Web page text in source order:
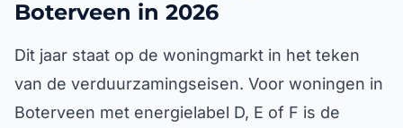
Boterveen in 2026
Dit jaar staat op de woningmarkt in het teken
van de verduurzamingseisen. Voor woningen in
Boterveen met energielabel D, E of F is de